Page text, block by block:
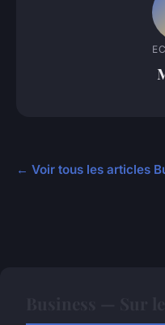
← Voir tous les articles